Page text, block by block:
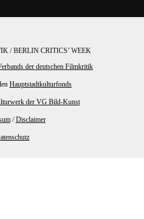
/ BERLIN CRITICS’ WEEK
der deutschen Filmkritik
Hauptstadtkulturfonds
der VG Bild-Kunst
/Disclaimer